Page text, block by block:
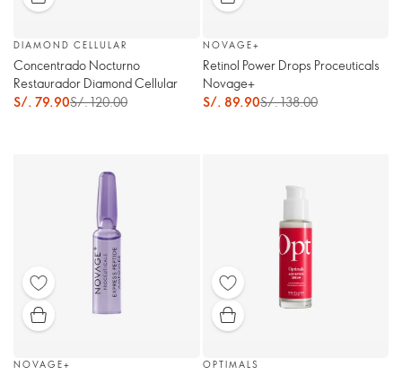
DIAMOND CELLULAR
Concentrado Nocturno
Restaurador Diamond Cellular
S/. 79.90S/. 120.00
NOVAGE+
Retinol Power Drops Proceuticals
Novage+
S/. 89.90S/. 138.00
NOVAGE+ OPTIMALS